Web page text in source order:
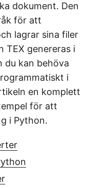
dokument. Den
för att
lagrar sina filer
TEX genereras i
du kan behöva
i
en komplett
för att
i Python.